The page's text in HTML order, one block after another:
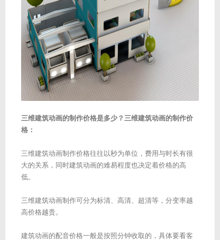
三维建筑动画的制作价格是多少？三维建筑动画的制作价
格：
三维建筑动画制作价格往往以秒为单位，费用与时长有很
大的关系，同时建筑动画的难易程度也决定着价格的高
低。
三维建筑动画制作可分为标清、高清、超清等，分变率越
高价格越贵。
建筑动画的配音价格一般是按照分钟收取的，具体要看客